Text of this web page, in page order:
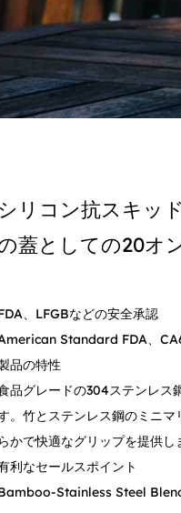
シリコン抗スキッ
蓋としての20オ
、LFGBなどの安全承認
Standard FDA、
品の特性
品グレードの304ステンレス
。竹とステンレス鋼のミニ
らかで快適なグリップを提供し
利なセールスポイント
Stainless Steel